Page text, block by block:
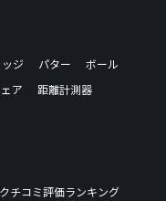
ジ パター
ボール
ア
距離計測器
クチコミ評価ランキング